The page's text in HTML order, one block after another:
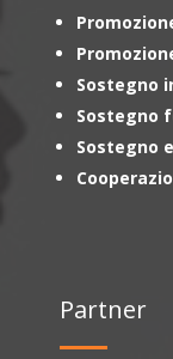
Sostegno
Sostegno
Sostegno
Partner